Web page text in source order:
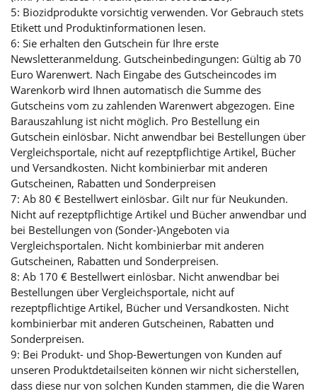
5: Biozidprodukte vorsichtig verwenden. Vor Gebrauch stets
Etikett und Produktinformationen lesen.
6: Sie erhalten den Gutschein für Ihre erste
Newsletteranmeldung. Gutscheinbedingungen: Gültig ab 70
Euro Warenwert. Nach Eingabe des Gutscheincodes im
Warenkorb wird Ihnen automatisch die Summe des
Gutscheins vom zu zahlenden Warenwert abgezogen. Eine
Barauszahlung ist nicht möglich. Pro Bestellung ein
Gutschein einlösbar. Nicht anwendbar bei Bestellungen über
Vergleichsportale, nicht auf rezeptpflichtige Artikel, Bücher
und Versandkosten. Nicht kombinierbar mit anderen
Gutscheinen, Rabatten und Sonderpreisen
7: Ab 80 € Bestellwert einlösbar. Gilt nur für Neukunden.
Nicht auf rezeptpflichtige Artikel und Bücher anwendbar und
bei Bestellungen von (Sonder-)Angeboten via
Vergleichsportalen. Nicht kombinierbar mit anderen
Gutscheinen, Rabatten und Sonderpreisen.
8: Ab 170 € Bestellwert einlösbar. Nicht anwendbar bei
Bestellungen über Vergleichsportale, nicht auf
rezeptpflichtige Artikel, Bücher und Versandkosten. Nicht
kombinierbar mit anderen Gutscheinen, Rabatten und
Sonderpreisen.
9: Bei Produkt- und Shop-Bewertungen von Kunden auf
unseren Produktdetailseiten können wir nicht sicherstellen,
dass diese nur von solchen Kunden stammen, die die Waren